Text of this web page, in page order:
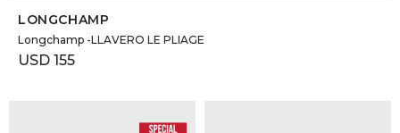
LONGCHAMP
Longchamp -LLAVERO LE PLIAGE
USD 155